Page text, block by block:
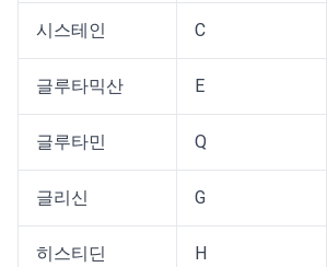
시스테인 C
글루타믹산 E
글루타민 Q
글리신 G
히스티딘 H